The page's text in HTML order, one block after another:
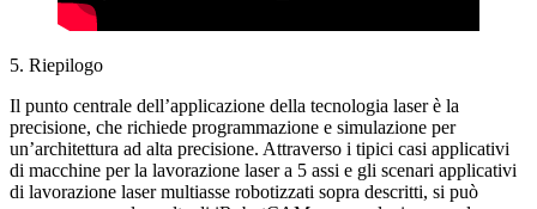
5. Riepilogo
Il punto centrale dell’applicazione della tecnologia laser è la
precisione, che richiede programmazione e simulazione per
un’architettura ad alta precisione. Attraverso i tipici casi applicativi
di macchine per la lavorazione laser a 5 assi e gli scenari applicativi
di lavorazione laser multiasse robotizzati sopra descritti, si può